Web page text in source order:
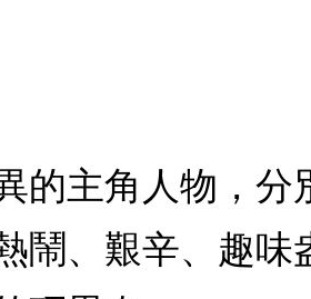
的主角人物，分
鬧、艱辛、趣味